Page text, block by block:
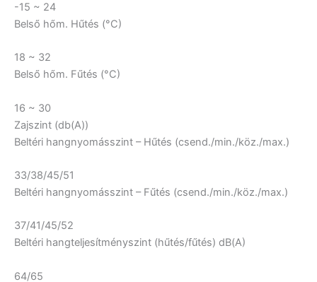
-15 ~ 24
Belső hőm. Hűtés (°C)
18 ~ 32
Belső hőm. Fűtés (°C)
16 ~ 30
Zajszint (db(A))
Beltéri hangnyomásszint – Hűtés (csend./min./köz./max.)
33/38/45/51
Beltéri hangnyomásszint – Fűtés (csend./min./köz./max.)
37/41/45/52
Beltéri hangteljesítményszint (hűtés/fűtés) dB(A)
64/65